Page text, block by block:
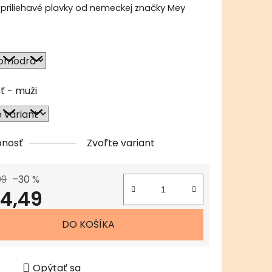
plavky od nemeckej značky Mey
- muži
Zvoľte variant
–30 %
DO KOŠÍKA
Opýtať sa